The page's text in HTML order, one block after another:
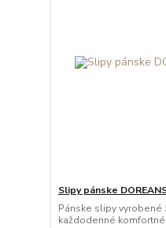
Slipy pánske
Pánske slipy vyrobené
každodenné